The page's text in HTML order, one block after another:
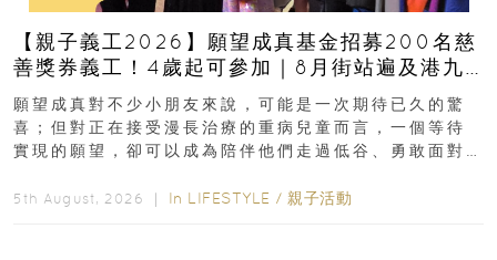
【親子義工2026】願望成真基金招募200名慈
善獎券義工！4歲起可參加｜8月街站遍及港九
新界
願望成真對不少小朋友來說，可能是一次期待已久的驚
喜；但對正在接受漫長治療的重病兒童而言，一個等待
實現的願望，卻可以成為陪伴他們走過低谷、勇敢面對
5th August, 2026 ｜ In LIFESTYLE / 親子活動